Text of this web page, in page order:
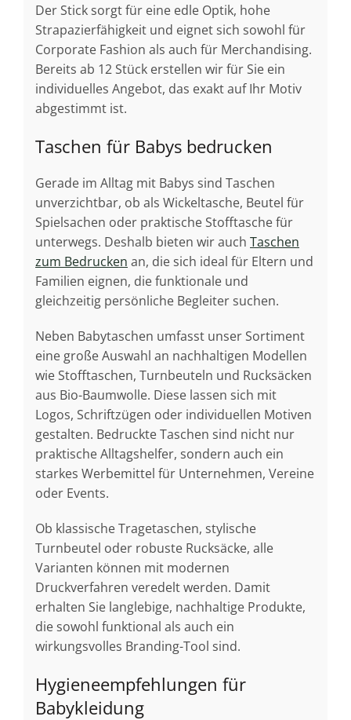
Der Stick sorgt für eine edle Optik, hohe
Strapazierfähigkeit und eignet sich sowohl für
Corporate Fashion als auch für Merchandising.
Bereits ab 12 Stück erstellen wir für Sie ein
individuelles Angebot, das exakt auf Ihr Motiv
abgestimmt ist.
Taschen für Babys bedrucken
Gerade im Alltag mit Babys sind Taschen
unverzichtbar, ob als Wickeltasche, Beutel für
Spielsachen oder praktische Stofftasche für
unterwegs. Deshalb bieten wir auch Taschen
zum Bedrucken an, die sich ideal für Eltern und
Familien eignen, die funktionale und
gleichzeitig persönliche Begleiter suchen.
Neben Babytaschen umfasst unser Sortiment
eine große Auswahl an nachhaltigen Modellen
wie Stofftaschen, Turnbeuteln und Rucksäcken
aus Bio-Baumwolle. Diese lassen sich mit
Logos, Schriftzügen oder individuellen Motiven
gestalten. Bedruckte Taschen sind nicht nur
praktische Alltagshelfer, sondern auch ein
starkes Werbemittel für Unternehmen, Vereine
oder Events.
Ob klassische Tragetaschen, stylische
Turnbeutel oder robuste Rucksäcke, alle
Varianten können mit modernen
Druckverfahren veredelt werden. Damit
erhalten Sie langlebige, nachhaltige Produkte,
die sowohl funktional als auch ein
wirkungsvolles Branding-Tool sind.
Hygieneempfehlungen für
Babykleidung